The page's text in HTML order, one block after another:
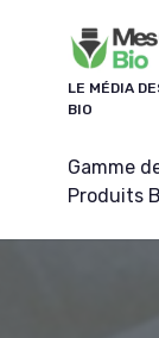
LE MÉDIA
BIO
Gamme
Produits